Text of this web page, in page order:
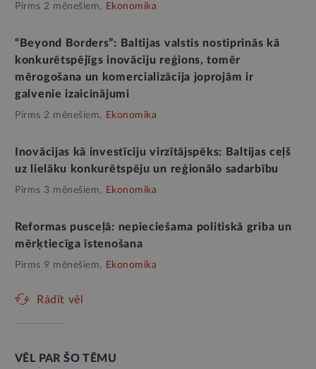
Pirms 2 mēnešiem, Ekonomika
“Beyond Borders”: Baltijas valstis nostiprinās kā
konkurētspējīgs inovāciju reģions, tomēr
mērogošana un komercializācija joprojām ir
galvenie izaicinājumi
Pirms 2 mēnešiem, Ekonomika
Inovācijas kā investīciju virzītājspēks: Baltijas ceļš
uz lielāku konkurētspēju un reģionālo sadarbību
Pirms 3 mēnešiem, Ekonomika
Reformas pusceļā: nepieciešama politiskā griba un
mērķtiecīga īstenošana
Pirms 9 mēnešiem, Ekonomika
Rādīt vēl
VĒL PAR ŠO TĒMU